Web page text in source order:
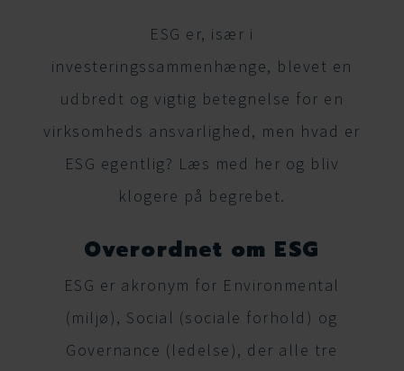
ESG er, især i
investeringssammenhænge, blevet en
udbredt og vigtig betegnelse for en
virksomheds ansvarlighed, men hvad er
ESG egentlig? Læs med her og bliv
klogere på begrebet.
Overordnet om ESG
ESG er akronym for Environmental
(miljø), Social (sociale forhold) og
Governance (ledelse), der alle tre